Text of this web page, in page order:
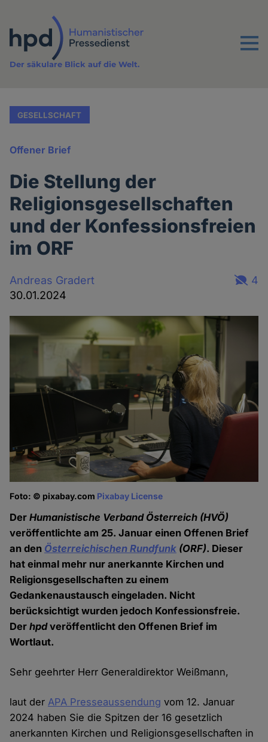
Inhalt
Menu
Der säkulare Blick auf die Welt.
GESELLSCHAFT
Offener Brief
Die Stellung der
Religionsgesellschaften
und der Konfessionsfreien
im ORF
Andreas Gradert
30.01.2024
4
Foto: © pixabay.com Pixabay License
DerHumanistische Verband Österreich (HVÖ)
veröffentlichte am 25. Januar einen Offenen Brief
an den Österreichischen Rundfunk (ORF). Dieser
hat einmal mehr nur anerkannte Kirchen und
Religionsgesellschaften zu einem
Gedankenaustausch eingeladen. Nicht
berücksichtigt wurden jedoch Konfessionsfreie.
Derhpdveröffentlicht den Offenen Brief im
Wortlaut.
Sehr geehrter Herr Generaldirektor Weißmann,
laut derAPA Presseaussendung vom 12. Januar
2024 haben Sie die Spitzen der 16 gesetzlich
anerkannten Kirchen und Religionsgesellschaften in